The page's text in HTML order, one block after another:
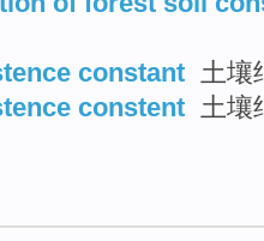
constant 土壤
constent 土壤